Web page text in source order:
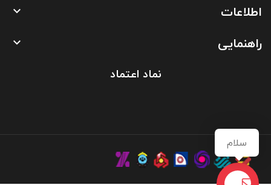
اطلاعات 
راهنمایی 
نماد اعتماد
سلام